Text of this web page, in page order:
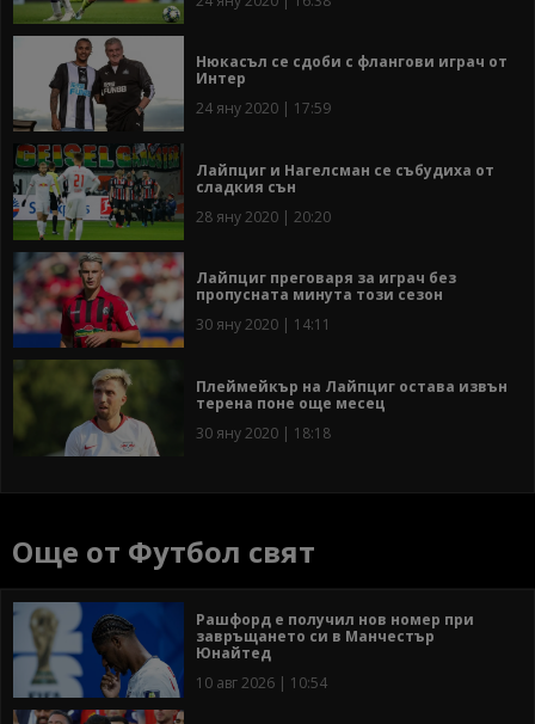
Нюкасъл се сдоби с флангови играч от
Интер
24 яну 2020 | 17:59
Лайпциг и Нагелсман се събудиха от
сладкия сън
28 яну 2020 | 20:20
Лайпциг преговаря за играч без
пропусната минута този сезон
30 яну 2020 | 14:11
Плеймейкър на Лайпциг остава извън
терена поне още месец
30 яну 2020 | 18:18
Още от Футбол свят
Рашфорд е получил нов номер при
завръщането си в Манчестър
Юнайтед
10 авг 2026 | 10:54